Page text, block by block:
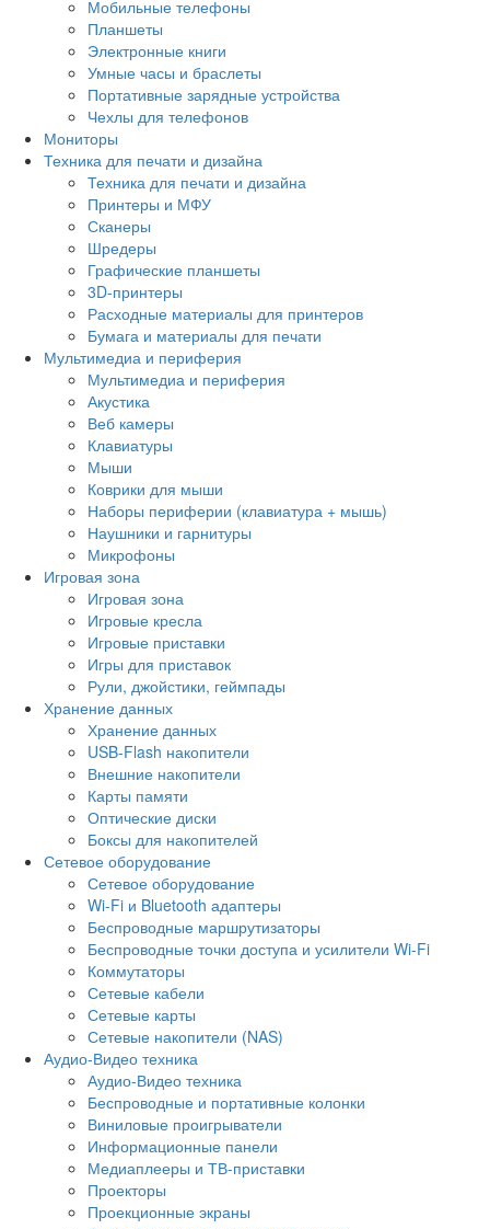
Мобильные телефоны
Планшеты
Электронные книги
Умные часы и браслеты
Портативные зарядные устройства
Чехлы для телефонов
Мониторы
Техника для печати и дизайна
Техника для печати и дизайна
Принтеры и МФУ
Сканеры
Шредеры
Графические планшеты
3D-принтеры
Расходные материалы для принтеров
Бумага и материалы для печати
Мультимедиа и периферия
Мультимедиа и периферия
Акустика
Веб камеры
Клавиатуры
Мыши
Коврики для мыши
Наборы периферии (клавиатура + мышь)
Наушники и гарнитуры
Микрофоны
Игровая зона
Игровая зона
Игровые кресла
Игровые приставки
Игры для приставок
Рули, джойстики, геймпады
Хранение данных
Хранение данных
USB-Flash накопители
Внешние накопители
Карты памяти
Оптические диски
Боксы для накопителей
Сетевое оборудование
Сетевое оборудование
Wi-Fi и Bluetooth адаптеры
Беспроводные маршрутизаторы
Беспроводные точки доступа и усилители Wi-Fi
Коммутаторы
Сетевые кабели
Сетевые карты
Сетевые накопители (NAS)
Аудио-Видео техника
Аудио-Видео техника
Беспроводные и портативные колонки
Виниловые проигрыватели
Информационные панели
Медиаплееры и ТВ-приставки
Проекторы
Проекционные экраны